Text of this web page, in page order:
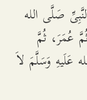
صَلَّى الله
عُمَرَ، ثُمَّ
عَلَيهِ وَسَلَّمَ لاَ